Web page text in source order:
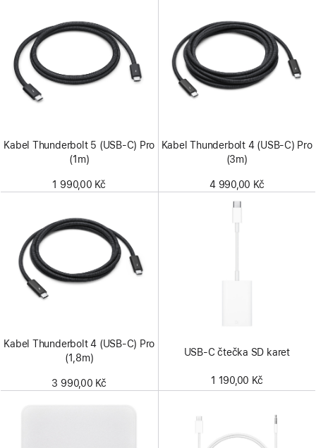
Kabel Thunderbolt 5 (USB‑C) Pro
(1m)
1 990,00 Kč
Kabel Thunderbolt 4 (USB‑C) Pro
(3m)
4 990,00 Kč
Kabel Thunderbolt 4 (USB‑C) Pro
(1,8m)
3 990,00 Kč
USB-C čtečka SD karet
1 190,00 Kč